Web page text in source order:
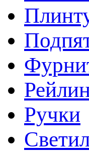
Ручки